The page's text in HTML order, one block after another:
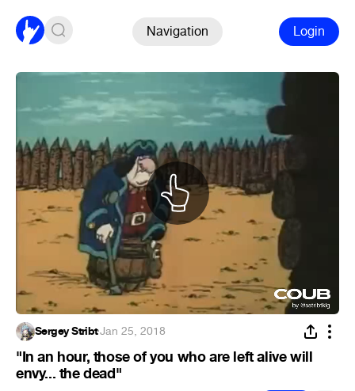
Navigation Login
Sergey Stribt·Jan 25, 2018
"In an hour, those of you who are left alive will
envy... the dead"